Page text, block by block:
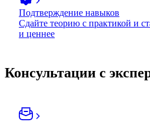
Подтверждение навыков
Сдайте теорию с практикой и
и ценнее
Консультации с